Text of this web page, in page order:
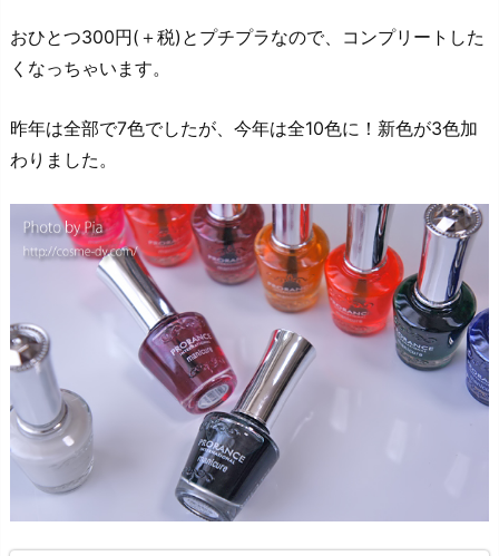
おひとつ300円(＋税)とプチプラなので、コンプリートした
くなっちゃいます。
昨年は全部で7色でしたが、今年は全10色に！新色が3色加
わりました。